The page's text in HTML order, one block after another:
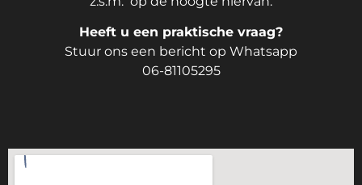
Heeft u een praktische vraag?
Stuur ons een bericht op Whatsapp
06-81105295